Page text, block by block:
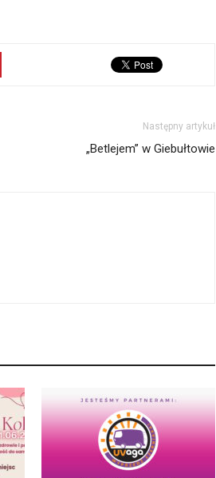
Następny artykuł
„Betlejem” w Giebułtowie